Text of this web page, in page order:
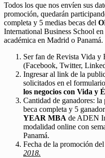
Todos los que nos envíen sus
promoción, quedarán
completa y 5 medias becas del
International Business School
académica en Madrid o
Ser fan de Revista Vida y
(Facebook, Twitter,
Ingresar al link de la
solicitados en el
los negocios con Vida y
Cantidad de ganadores:
beca completa y 5
YEAR MBA de ADEN
modalidad online con
Panamá.
Fecha de la promoción del
2018.